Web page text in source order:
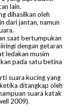
lain.
dihasilkan oleh
dari jantan, namun
saat bertumpukan
dengan getaran
ledakan musim
pada satu betina
suara kucing yang
ditangkap oleh
suara katak
2009).